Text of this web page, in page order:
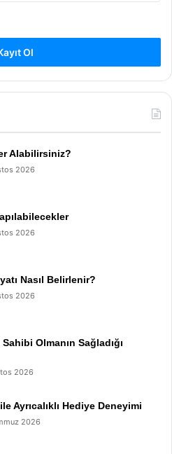
Ol
Alabilirsiniz?
2026
2026
Nasıl Belirlenir?
2026
Olmanın Sağladığı
2026
Ayrıcalıklı Hediye Deneyimi
2026